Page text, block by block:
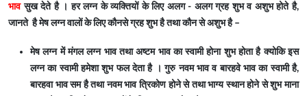
भावसुख देते है । हर लग्न के व्यक्तियों के लिए अलग - अलग ग्रह शुभ व अशुभ होते है,
जानते है मेष लग्न वालों के लिए कौनसे ग्रह शुभ है तथा कौन से अशुभ है –
मेष लग्न में मंगल लग्न भाव तथा अष्टम भाव का स्वामी होना शुभ होता है क्योकि इस
लग्न का स्वामी हमेशा शुभ फल देता है । गुरु नवम भाव व बारहवे भाव का स्वामी है,
बारहवा भाव सम है तथा नवम भाव त्रिकोण होने से तथा भाग्य स्थान होने से शुभ माना